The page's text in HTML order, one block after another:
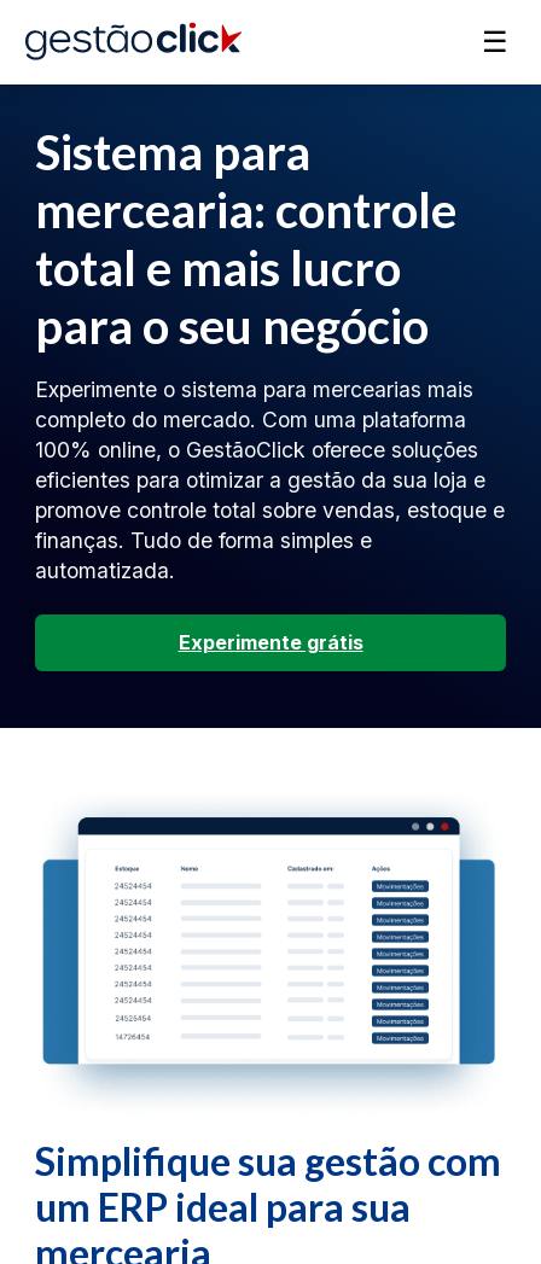
☰
Sistema para
mercearia: controle
total e mais lucro
para o seu negócio
Experimente o sistema para mercearias mais
completo do mercado. Com uma plataforma
100% online, o GestãoClick oferece soluções
eficientes para otimizar a gestão da sua loja e
promove controle total sobre vendas, estoque e
finanças. Tudo de forma simples e
automatizada.
Experimente grátis
Simplifique sua gestão com
um ERP ideal para sua
mercearia